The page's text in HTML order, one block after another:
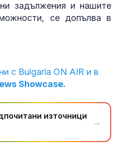
задължения и нашите
се допълва в
с Bulgaria ON AIR и в
Showcase.
източници
→